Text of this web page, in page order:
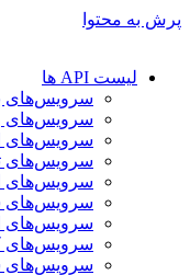
پرش به محتوا
لیست API ها
سرویس‌های
سرویس‌های
سرویس‌های
سرویس‌های
سرویس‌های
سرویس‌های
سرویس‌های
سرویس‌های
سرویس‌های